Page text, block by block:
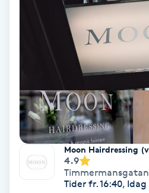
Gravidmassage
Gua Sha-massage
Hatha Yoga
Moon Hairdressing
4.9
Timmermansgatan
Tider fr. 16:40, Idag